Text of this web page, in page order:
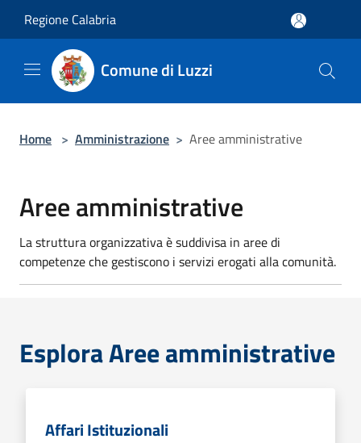
Regione Calabria
Comune di Luzzi
Home > Amministrazione > Aree amministrative
Aree amministrative
La struttura organizzativa è suddivisa in aree di
competenze che gestiscono i servizi erogati alla comunità.
Esplora Aree amministrative
Affari Istituzionali